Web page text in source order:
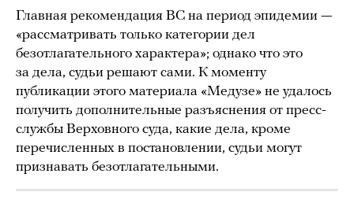
Главная рекомендация ВС на период эпидемии —
«рассматривать только категории дел
безотлагательного характера»; однако что это
за дела, судьи решают сами. К моменту
публикации этого материала «Медузе» не удалось
получить дополнительные разъяснения от пресс-
службы Верховного суда, какие дела, кроме
перечисленных в постановлении, судьи могут
признавать безотлагательными.